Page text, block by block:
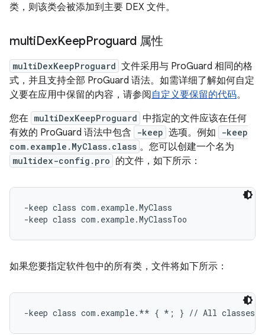
类，则该类会被添加到主要 DEX 文件。
multiDexKeepProguard 属性
multiDexKeepProguard 文件采用与 ProGuard 相同的格
式，并且支持全部 ProGuard 语法。如需详细了解如何自定
义要在应用中保留的内容，请参阅 自定义要保留的代码。
您在 multiDexKeepProguard 中指定的文件应该在任何
有效的 ProGuard 语法中包含
-keep 选项。例如
-keep
com.example.MyClass.class 。您可以创建一个名为
multidex-config.pro 的文件，如下所示：
-keep class com.example.MyClass
如果您要指定软件包中的所有类，文件将如下所示：